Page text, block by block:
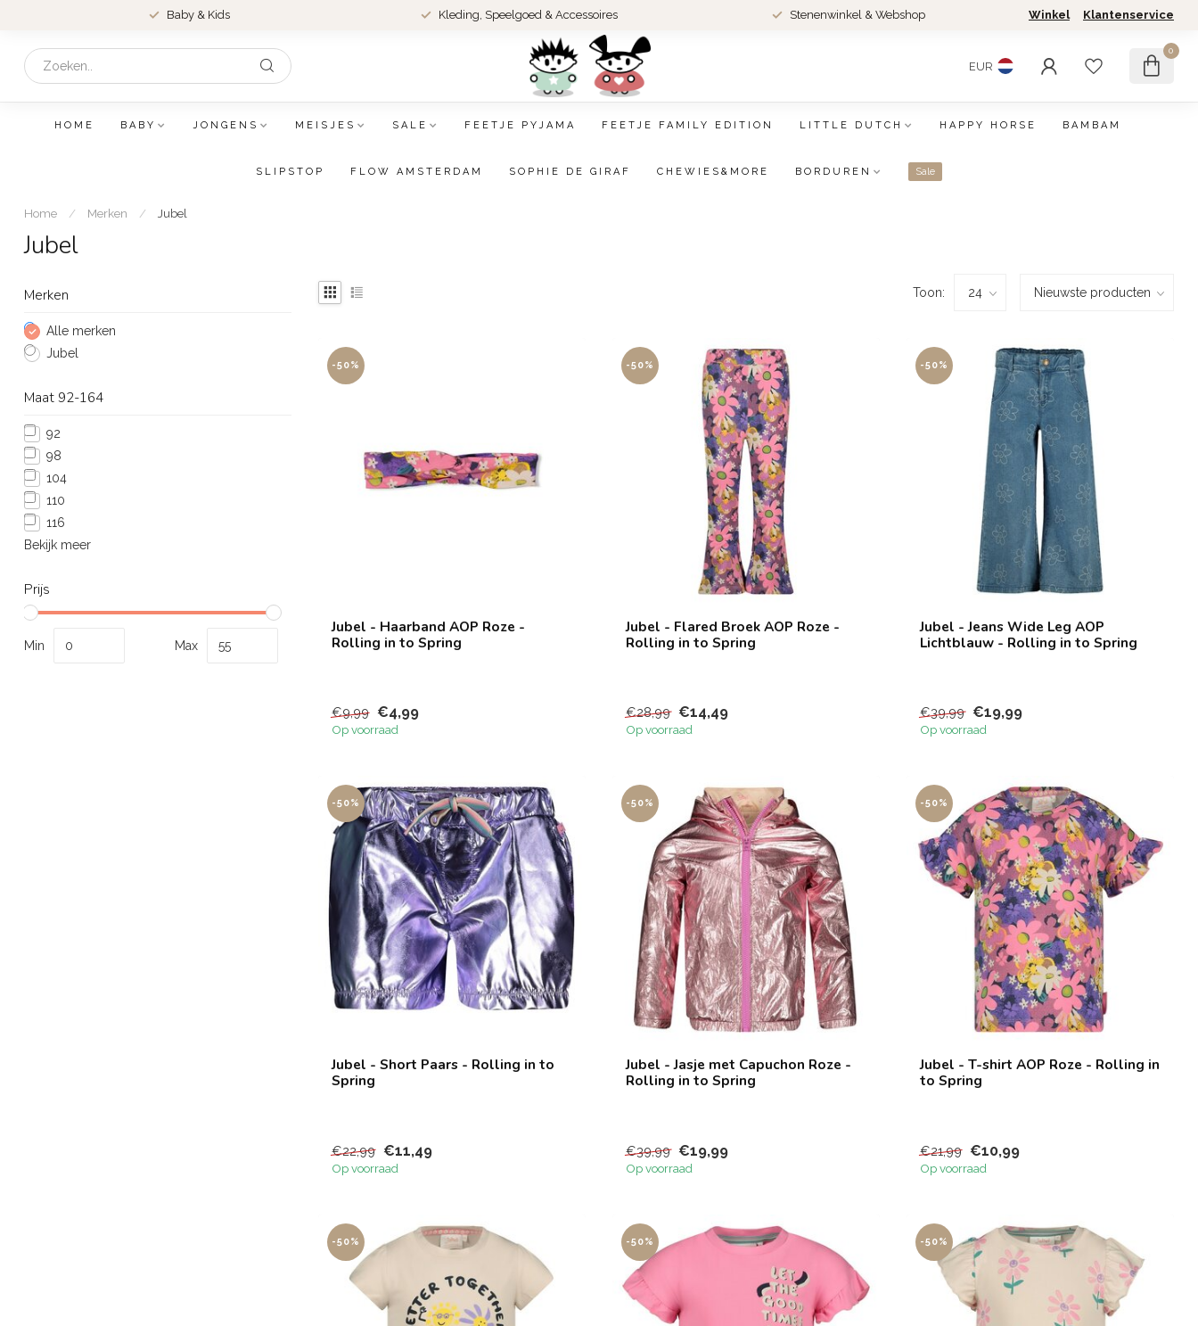
Baby & Kids Kleding, Speelgoed & Accessoires Stenenwinkel & Webshop Winkel Klantenservice
EUR
0
HOME BABY JONGENS MEISJES SALE FEETJE PYJAMA FEETJE FAMILY EDITION LITTLE DUTCH HAPPY HORSE BAMBAM
SLIPSTOP FLOW AMSTERDAM SOPHIE DE GIRAF CHEWIES&MORE BORDUREN Sale
Home / Merken / Jubel
Jubel
Merken
Alle merken
Jubel
Maat 92-164
92
98
104
110
116
Bekijk meer
Prijs
Min Max
Toon:
-50%
Jubel - Haarband AOP Roze -
Rolling in to Spring
€9,99 €4,99
Op voorraad
-50%
Jubel - Flared Broek AOP Roze -
Rolling in to Spring
€28,99 €14,49
Op voorraad
-50%
Jubel - Jeans Wide Leg AOP
Lichtblauw - Rolling in to Spring
€39,99 €19,99
Op voorraad
-50%
Jubel - Short Paars - Rolling in to
Spring
€22,99 €11,49
Op voorraad
-50%
Jubel - Jasje met Capuchon Roze -
Rolling in to Spring
€39,99 €19,99
Op voorraad
-50%
Jubel - T-shirt AOP Roze - Rolling in
to Spring
€21,99 €10,99
Op voorraad
-50% -50% -50%